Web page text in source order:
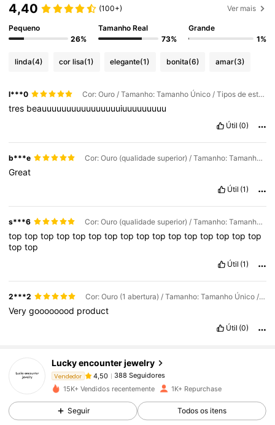
4,40 (100+) Ver mais
Pequeno
26%
Tamanho Real
73%
Grande
1%
linda(4) cor lisa(1) elegante(1) bonita(6) amar(3)
l***0 Cor: Ouro / Tamanho: Tamanho Único / Tipos de estilo: grande
tres beauuuuuuuuuuuuuuuuiuuuuuuuuu
Útil (0)
b***e Cor: Ouro (qualidade superior) / Tamanho: Tamanho Único / Tipos de estilo: Médio
Great
Útil (1)
s***6 Cor: Ouro (qualidade superior) / Tamanho: Tamanho Único / Tipos de estilo: pequeno
toptoptoptoptoptoptoptoptoptoptoptoptoptoptoptop
toptop
Útil (1)
2***2 Cor: Ouro (1 abertura) / Tamanho: Tamanho Único / Tipos de estilo: pequeno
Verygoooooood product
Útil (0)
Lucky encounter jewelry
Vendedor
4,50
388 Seguidores
m***4seguiu1 dia atrás
4,50
388 Seguidores
388 Seguidores
15K+ Vendidos recentemente 1K+ Repurchase
Seguir Todos os itens